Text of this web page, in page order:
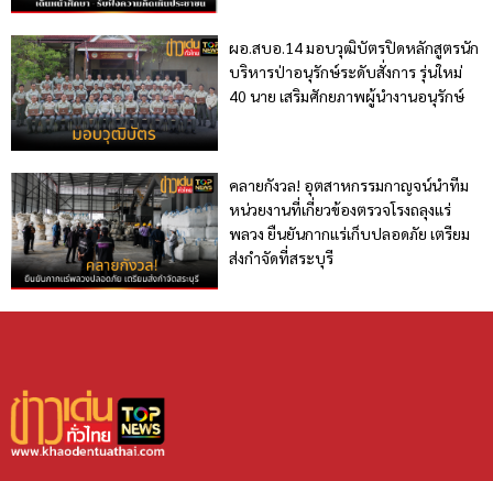
ผอ.สบอ.14 มอบวุฒิบัตรปิดหลักสูตรนัก
บริหารป่าอนุรักษ์ระดับสั่งการ รุ่นใหม่
40 นาย เสริมศักยภาพผู้นำงานอนุรักษ์
คลายกังวล! อุตสาหกรรมกาญจน์นำทีม
หน่วยงานที่เกี่ยวข้องตรวจโรงถลุงแร่
พลวง ยืนยันกากแร่เก็บปลอดภัย เตรียม
ส่งกำจัดที่สระบุรี